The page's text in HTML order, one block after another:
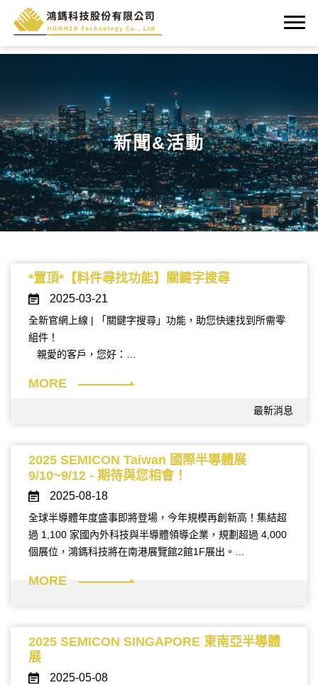
新聞&活動
*置頂*【料件尋找功能】關鍵字搜尋
2025-03-21
全新官網上線 | 「關鍵字搜尋」功能，助您快速找到所需零
組件！
親愛的客戶，您好：
產品，
特別增設 「關鍵字搜尋」 功能，讓查找零組件變得更加
3.即時獲取 相關零組件資訊，節省您的時間‧ 若有問題
需要協助，歡迎來信詢問！
如果您在搜尋過程中遇到任何問題，或是需要進一步的技
專業團隊將即時進行回覆，為您提供最適合的解決方案！
聯繫信箱：hmsales@hommer.com.tw
聯繫電話：(03) 313-7490
MORE
最新消息
2025 SEMICON Taiwan 國際半導體展
9/10~9/12 - 期待與您相會！
2025-08-18
全球半導體年度盛事即將登場，今年規模再創新高！集結超
過 1,100 家國內外科技與半導體領導企業，規劃超過 4,000
個展位，鴻鎷科技將在南港展覽館2館1F展出。
本次展會聚焦 AI 晶片、先進封裝、3D IC、Chiplet、
的最新進展。在技術前沿之外，展會也深入探討供應鏈韌
性、永續製造、地緣戰略挑戰及人才培育等議題，全面呈現
半導體產業的機會與挑戰。
MORE
2025 SEMICON SINGAPORE 東南亞半導體
展
2025-05-08